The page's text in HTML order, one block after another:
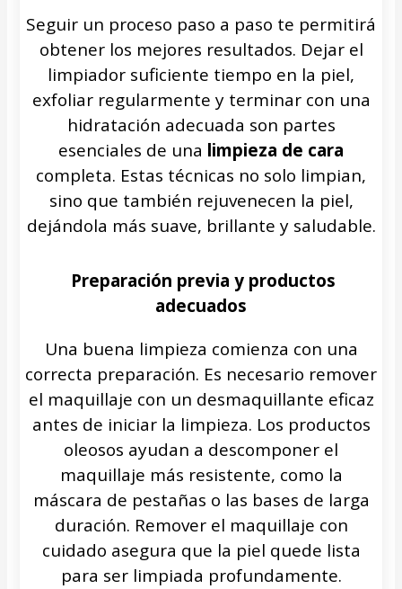
Seguir un proceso paso a paso te permitirá
obtener los mejores resultados. Dejar el
limpiador suficiente tiempo en la piel,
exfoliar regularmente y terminar con una
hidratación adecuada son partes
esenciales de una limpieza de cara
completa. Estas técnicas no solo limpian,
sino que también rejuvenecen la piel,
dejándola más suave, brillante y saludable.
Preparación previa y productos
adecuados
Una buena limpieza comienza con una
correcta preparación. Es necesario remover
el maquillaje con un desmaquillante eficaz
antes de iniciar la limpieza. Los productos
oleosos ayudan a descomponer el
maquillaje más resistente, como la
máscara de pestañas o las bases de larga
duración. Remover el maquillaje con
cuidado asegura que la piel quede lista
para ser limpiada profundamente.